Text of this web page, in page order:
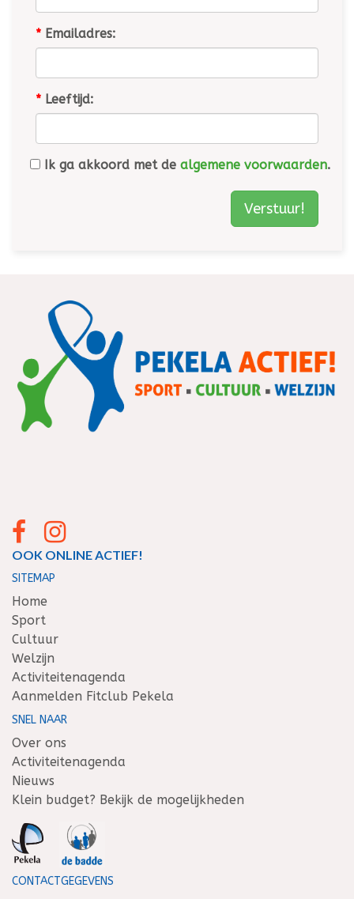
* Emailadres:
* Leeftijd:
Ik ga akkoord met de algemene voorwaarden.
OOK ONLINE ACTIEF!
SITEMAP
Home
Sport
Cultuur
Welzijn
Activiteitenagenda
Aanmelden Fitclub Pekela
SNEL NAAR
Over ons
Activiteitenagenda
Nieuws
Klein budget? Bekijk de mogelijkheden
CONTACTGEGEVENS